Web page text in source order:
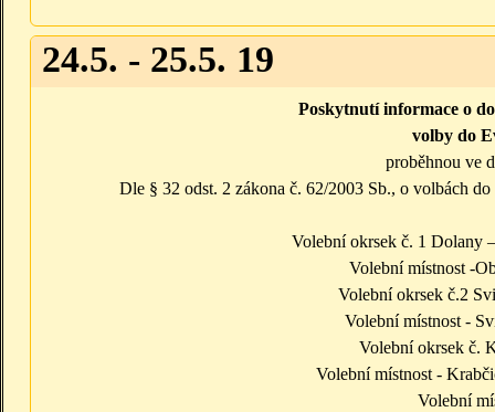
24.5. - 25.5. 19
Poskytnutí informace o
volby do
proběhnou ve
Dle § 32 odst. 2 zákona č. 62/2003 Sb., o volbách
Volební okrsek č. 1 Dolany
Volební místnost -
Volební okrsek č.2
Volební místnost -
Volební okrsek č.
Volební místnost -
Volební